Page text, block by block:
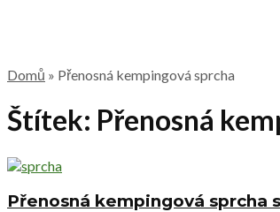
Domů » Přenosná kempingová sprcha
Štítek: Přenosná
Přenosná kempingová sprcha